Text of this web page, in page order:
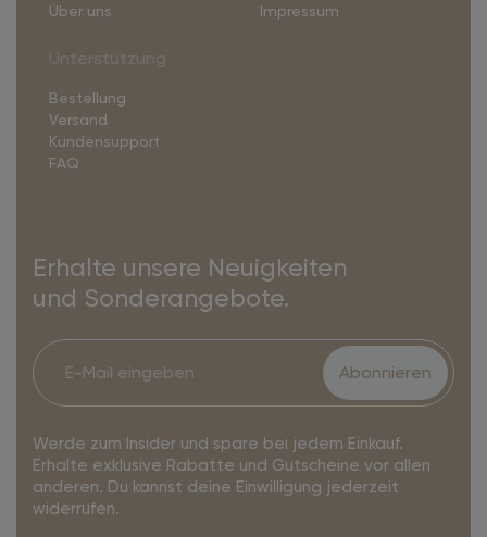
Über uns
Impressum
Bestellung
Versand
Kundensupport
FAQ
Erhalte unsere Neuigkeiten
und Sonderangebote.
Abonnieren
Werde zum Insider und spare bei jedem Einkauf.
Erhalte exklusive Rabatte und Gutscheine vor allen
anderen. Du kannst deine Einwilligung jederzeit
widerrufen.